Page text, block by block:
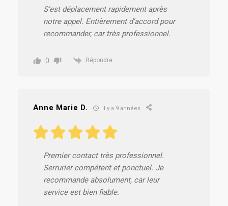
S’est déplacement rapidement après
notre appel. Entièrement d’accord pour
recommander, car très professionnel.
0 Répondre
Anne Marie D. il y a 9 années
Premier contact très professionnel.
Serrurier compétent et ponctuel. Je
recommande absolument, car leur
service est bien fiable.